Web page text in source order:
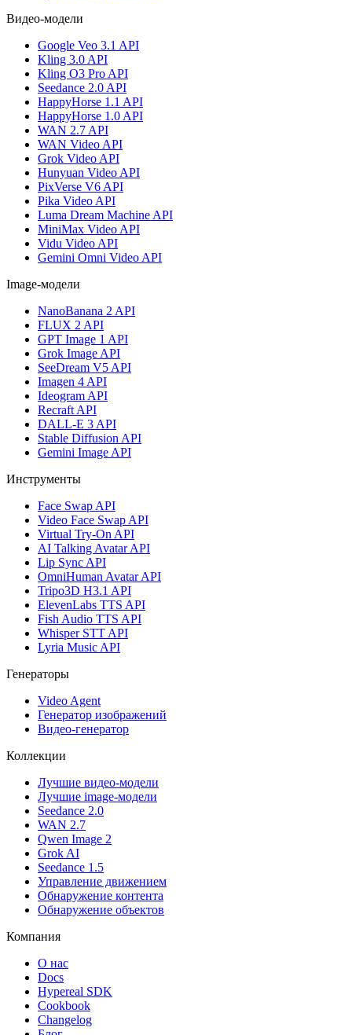
Видео-модели
Google Veo 3.1 API
Kling 3.0 API
Kling O3 Pro API
Seedance 2.0 API
HappyHorse 1.1 API
HappyHorse 1.0 API
WAN 2.7 API
WAN Video API
Grok Video API
Hunyuan Video API
PixVerse V6 API
Pika Video API
Luma Dream Machine API
MiniMax Video API
Vidu Video API
Gemini Omni Video API
Image-модели
NanoBanana 2 API
FLUX 2 API
GPT Image 1 API
Grok Image API
SeeDream V5 API
Imagen 4 API
Ideogram API
Recraft API
DALL-E 3 API
Stable Diffusion API
Gemini Image API
Инструменты
Face Swap API
Video Face Swap API
Virtual Try-On API
AI Talking Avatar API
Lip Sync API
OmniHuman Avatar API
Tripo3D H3.1 API
ElevenLabs TTS API
Fish Audio TTS API
Whisper STT API
Lyria Music API
Генераторы
Video Agent
Генератор изображений
Видео-генератор
Коллекции
Лучшие видео-модели
Лучшие image-модели
Seedance 2.0
WAN 2.7
Qwen Image 2
Grok AI
Seedance 1.5
Управление движением
Обнаружение контента
Обнаружение объектов
Компания
О нас
Docs
Hypereal SDK
Cookbook
Changelog